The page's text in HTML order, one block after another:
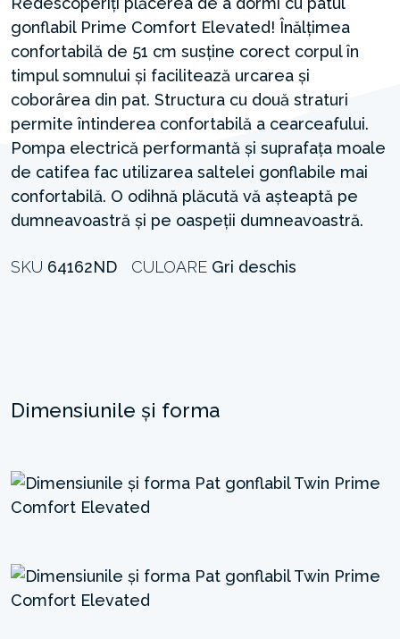
gonflabil Prime Comfort Elevated! Înălțimea
confortabilă de 51 cm susține corect corpul în
timpul somnului și facilitează urcarea și
coborârea din pat. Structura cu două straturi
permite întinderea confortabilă a cearceafului.
Pompa electrică performantă și suprafața moale
de catifea fac utilizarea saltelei gonflabile mai
confortabilă. O odihnă plăcută vă așteaptă pe
dumneavoastră și pe oaspeții dumneavoastră.
SKU 64162ND CULOARE Gri deschis
Dimensiunile și forma